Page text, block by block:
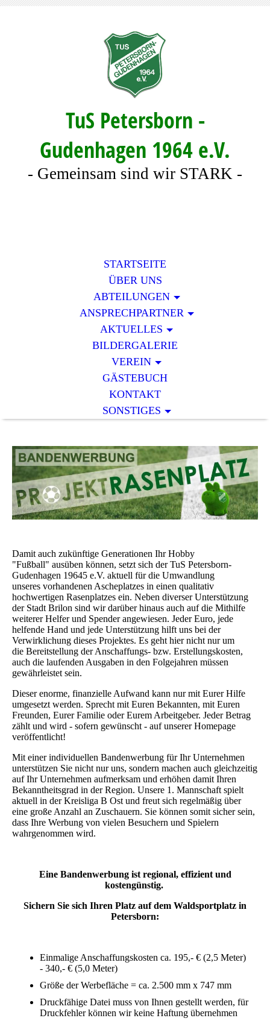
TuS Petersborn -
Gudenhagen 1964 e.V.
- Gemeinsam sind wir STARK -
STARTSEITE
ÜBER UNS
ABTEILUNGEN
ANSPRECHPARTNER
AKTUELLES
BILDERGALERIE
VEREIN
GÄSTEBUCH
KONTAKT
SONSTIGES
Damit auch zukünftige Generationen Ihr Hobby
"Fußball" ausüben können, setzt sich der TuS Petersborn-
Gudenhagen 19645 e.V. aktuell für die Umwandlung
unseres vorhandenen Ascheplatzes in einen qualitativ
hochwertigen Rasenplatzes ein. Neben diverser Unterstützung
der Stadt Brilon sind wir darüber hinaus auch auf die Mithilfe
weiterer Helfer und Spender angewiesen. Jeder Euro, jede
helfende Hand und jede Unterstützung hilft uns bei der
Verwirklichung dieses Projektes. Es geht hier nicht nur um
die Bereitstellung der Anschaffungs- bzw. Erstellungskosten,
auch die laufenden Ausgaben in den Folgejahren müssen
gewährleistet sein.
Dieser enorme, finanzielle Aufwand kann nur mit Eurer Hilfe
umgesetzt werden. Sprecht mit Euren Bekannten, mit Euren
Freunden, Eurer Familie oder Eurem Arbeitgeber. Jeder Betrag
zählt und wird - sofern gewünscht - auf unserer Homepage
veröffentlicht!
Mit einer individuellen Bandenwerbung für Ihr Unternehmen
unterstützen Sie nicht nur uns, sondern machen auch gleichzeitig
auf Ihr Unternehmen aufmerksam und erhöhen damit Ihren
Bekanntheitsgrad in der Region. Unsere 1. Mannschaft spielt
aktuell in der Kreisliga B Ost und freut sich regelmäßig über
eine große Anzahl an Zuschauern. Sie können somit sicher sein,
dass Ihre Werbung von vielen Besuchern und Spielern
wahrgenommen wird.
Eine Bandenwerbung ist regional, effizient und
kostengünstig.
Sichern Sie sich Ihren Platz auf dem Waldsportplatz in
Petersborn:
Einmalige Anschaffungskosten ca. 195,- € (2,5 Meter)
- 340,- € (5,0 Meter)
Größe der Werbefläche = ca. 2.500 mm x 747 mm
Druckfähige Datei muss von Ihnen gestellt werden, für
Druckfehler können wir keine Haftung übernehmen